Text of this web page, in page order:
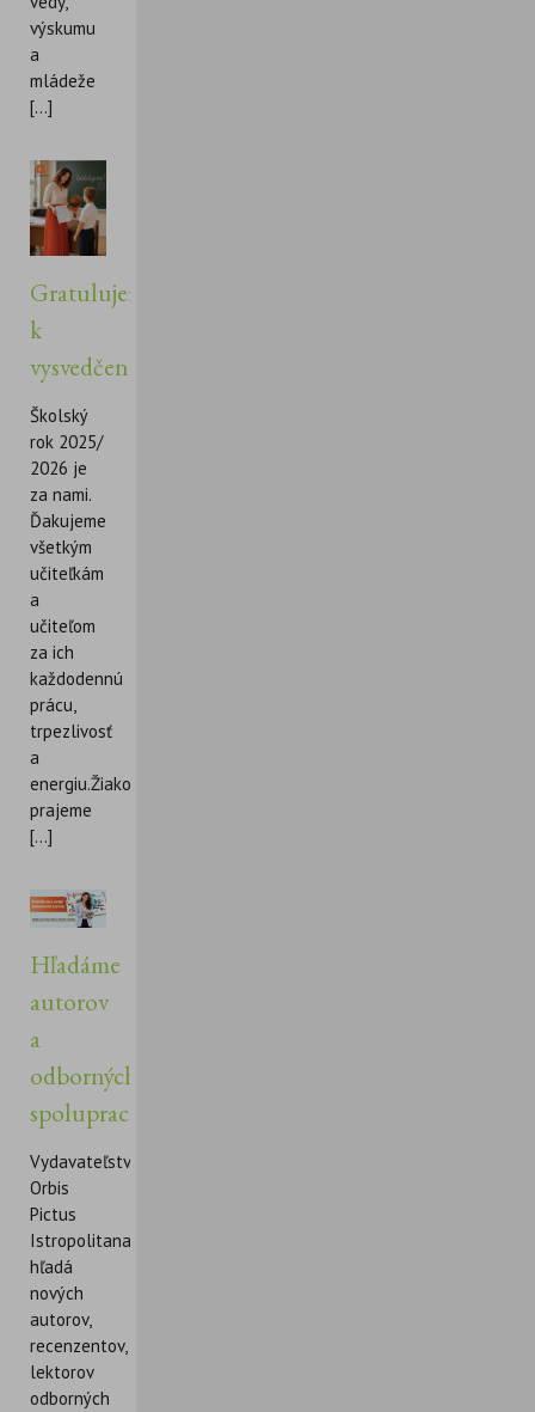
výskumu
a
mládeže
[...]
Gratulujeme
k
vysvedčeniu!
Školský
rok 2025/
2026 je
za nami.
Ďakujeme
všetkým
učiteľkám
a
učiteľom
za ich
každodennú
prácu,
trpezlivosť
a
energiu.Žiakom
prajeme
[...]
Hľadáme
autorov
a
odborných
spolupracovníkov
Vydavateľstvo
Orbis
Pictus
Istropolitana
hľadá
nových
autorov,
recenzentov,
lektorov
odborných